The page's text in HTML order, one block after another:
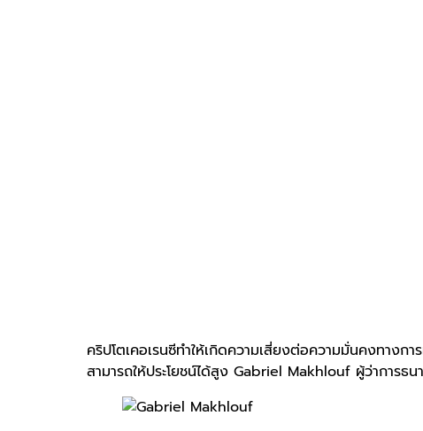
คริปโตเคอเรนซีทำให้เกิดความเสี่ยงต่อความมั่นคงทางก
สามารถให้ประโยชน์ได้สูง Gabriel Makhlouf ผู้ว่าการธ